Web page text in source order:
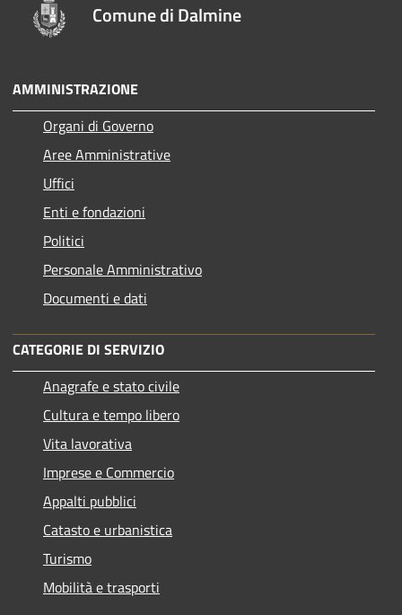
Comune di Dalmine
AMMINISTRAZIONE
Organi di Governo
Aree Amministrative
Uffici
Enti e fondazioni
Politici
Personale Amministrativo
Documenti e dati
CATEGORIE DI SERVIZIO
Anagrafe e stato civile
Cultura e tempo libero
Vita lavorativa
Imprese e Commercio
Appalti pubblici
Catasto e urbanistica
Turismo
Mobilità e trasporti